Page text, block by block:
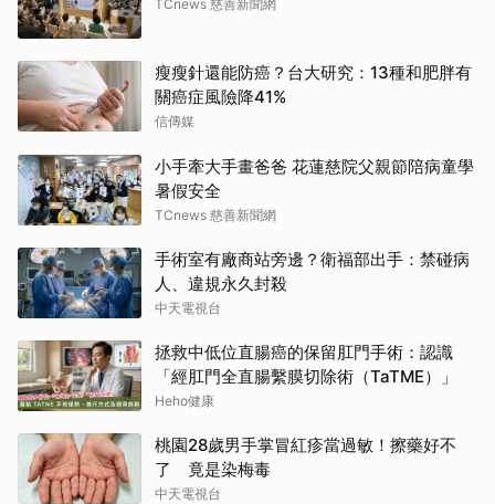
TCnews 慈善新聞網
瘦瘦針還能防癌？台大研究：13種和肥胖有
關癌症風險降41%
信傳媒
小手牽大手畫爸爸 花蓮慈院父親節陪病童學
暑假安全
TCnews 慈善新聞網
手術室有廠商站旁邊？衛福部出手：禁碰病
人、違規永久封殺
中天電視台
拯救中低位直腸癌的保留肛門手術：認識
「經肛門全直腸繫膜切除術（TaTME）」
Heho健康
桃園28歲男手掌冒紅疹當過敏！擦藥好不
了 竟是染梅毒
中天電視台